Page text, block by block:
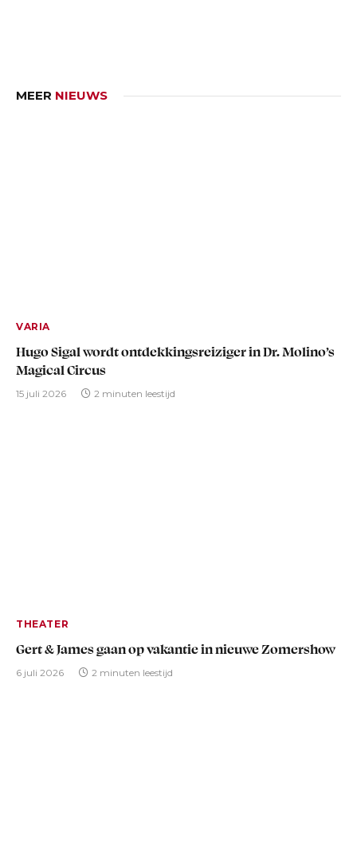
MEER NIEUWS
VARIA
Hugo Sigal wordt ontdekkingsreiziger in Dr. Molino’s
Magical Circus
15 juli 2026 2 minuten leestijd
THEATER
Gert & James gaan op vakantie in nieuwe Zomershow
6 juli 2026 2 minuten leestijd